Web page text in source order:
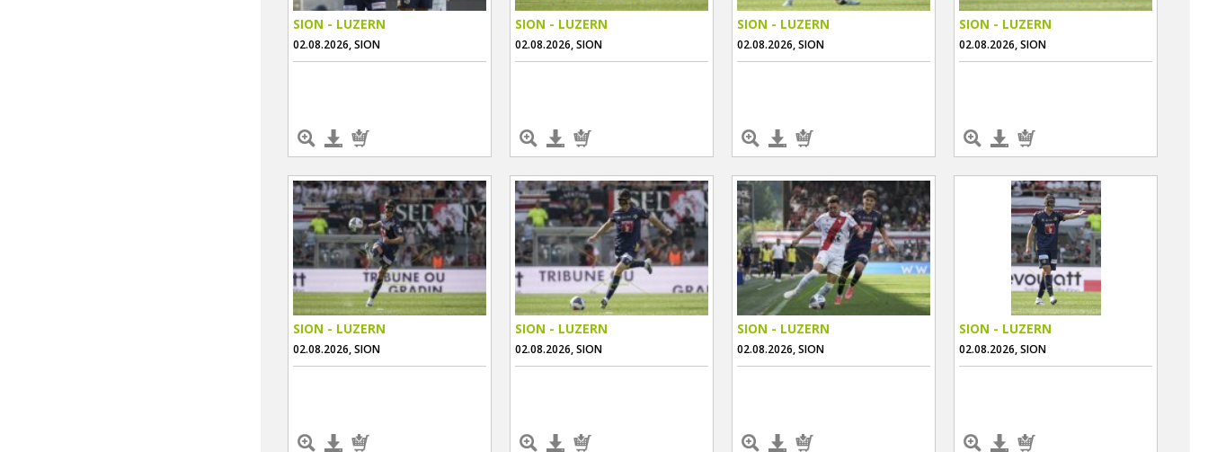
SION - LUZERN
02.08.2026, SION
SION - LUZERN
02.08.2026, SION
SION - LUZERN
02.08.2026, SION
SION - LUZERN
02.08.2026, SION
SION - LUZERN
02.08.2026, SION
SION - LUZERN
02.08.2026, SION
SION - LUZERN
02.08.2026, SION
SION - LUZERN
02.08.2026, SION